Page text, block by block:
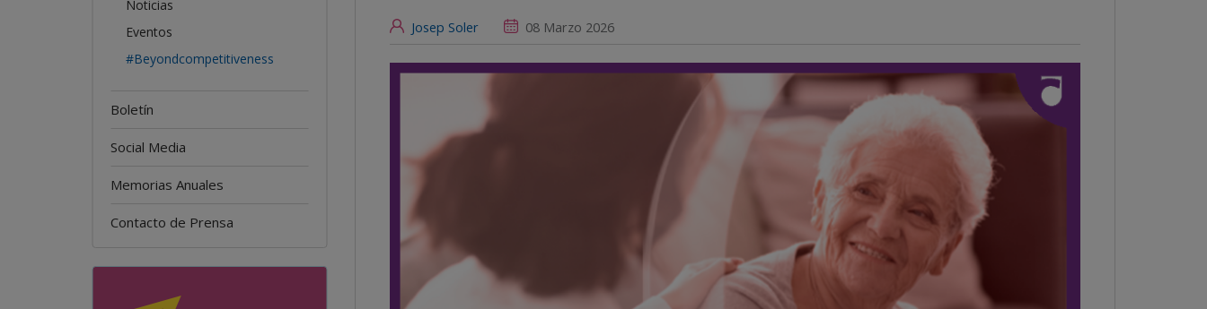
Josep Soler 08 Marzo 2026
Noticias
Eventos
#Beyondcompetitiveness
Boletín
Social Media
Memorias Anuales
Contacto de Prensa